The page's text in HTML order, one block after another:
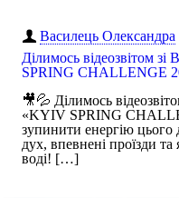
Василець Олександра
Ділимось відеозвітом
SPRING CHALLENGE
🎥💦 Ділимось
«KYIV SPRING
зупинити енергію
дух, впевнені проїзди
воді! […]